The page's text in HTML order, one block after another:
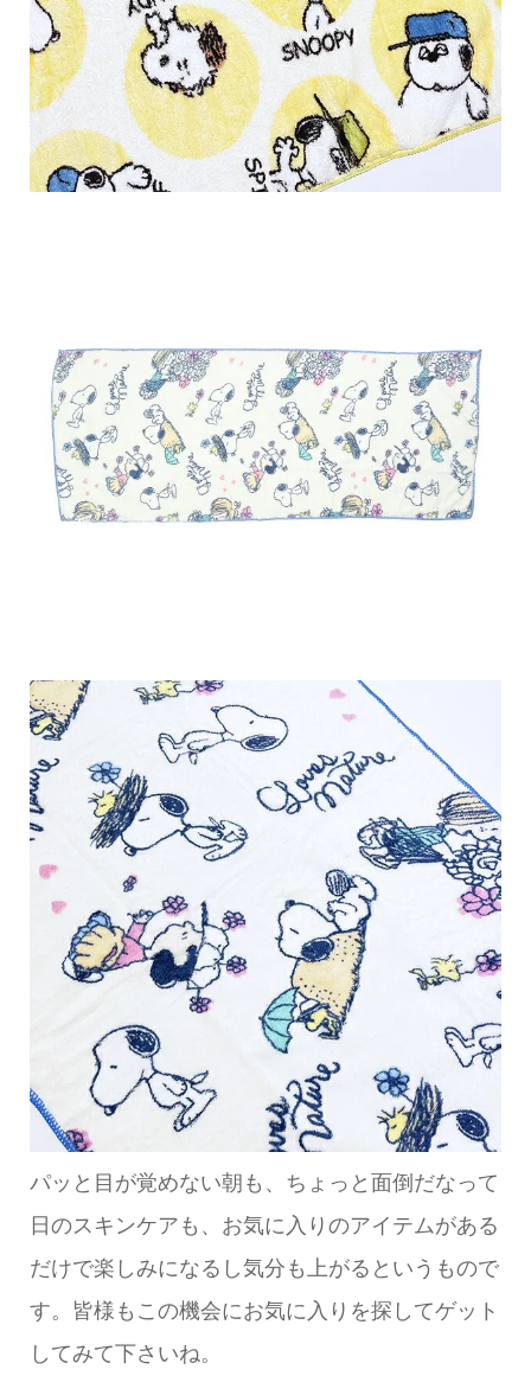
パッと目が覚めない朝も、ちょっと面倒だなって
日のスキンケアも、お気に入りのアイテムがある
だけで楽しみになるし気分も上がるというもので
す。皆様もこの機会にお気に入りを探してゲット
してみて下さいね。